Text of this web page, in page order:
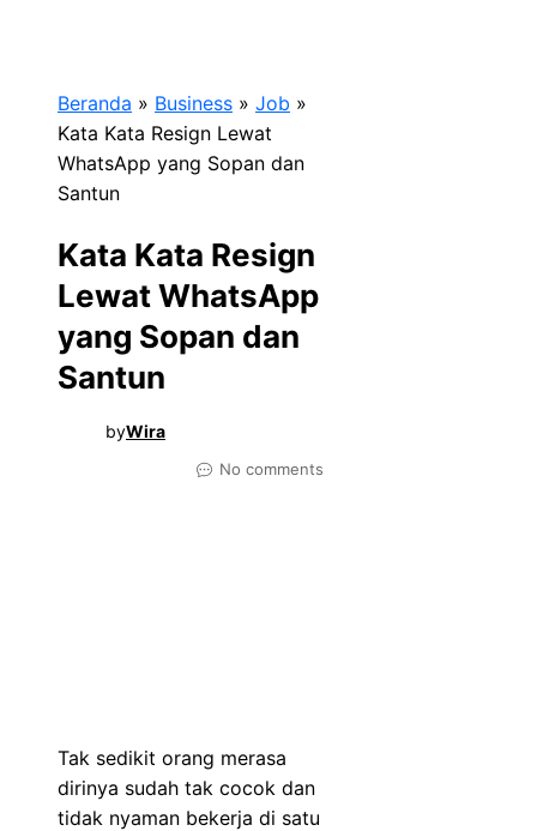
Beranda » Business » Job »
Kata Kata Resign Lewat
WhatsApp yang Sopan dan
Santun
Kata Kata Resign
Lewat WhatsApp
yang Sopan dan
Santun
byWira
No comments
Tak sedikit orang merasa
dirinya sudah tak cocok dan
tidak nyaman bekerja di satu